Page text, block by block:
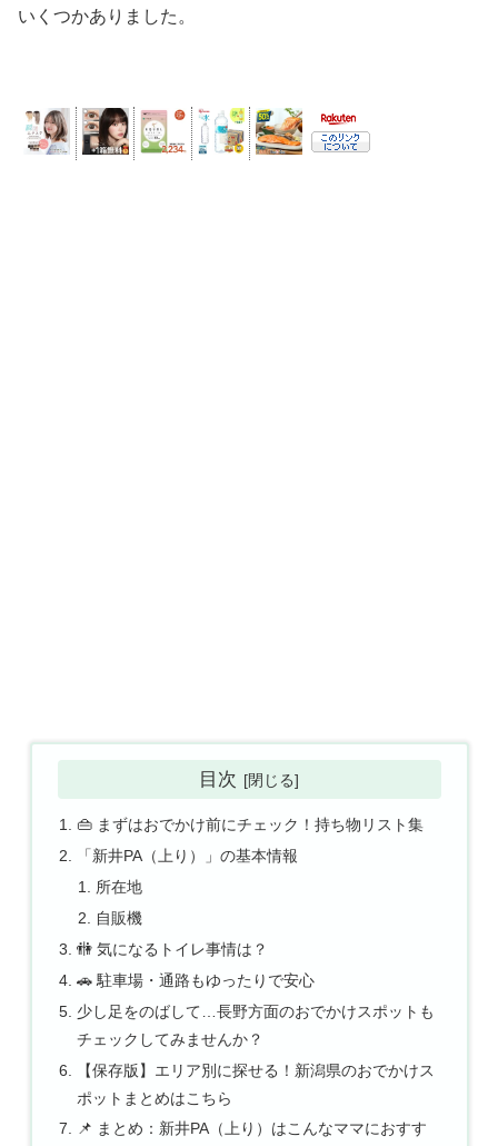
いくつかありました。
目次
👜 まずはおでかけ前にチェック！持ち物リスト集
「新井PA（上り）」の基本情報
所在地
自販機
🚻 気になるトイレ事情は？
🚗 駐車場・通路もゆったりで安心
少し足をのばして…長野方面のおでかけスポットも
チェックしてみませんか？
【保存版】エリア別に探せる！新潟県のおでかけス
ポットまとめはこちら
📌 まとめ：新井PA（上り）はこんなママにおすす